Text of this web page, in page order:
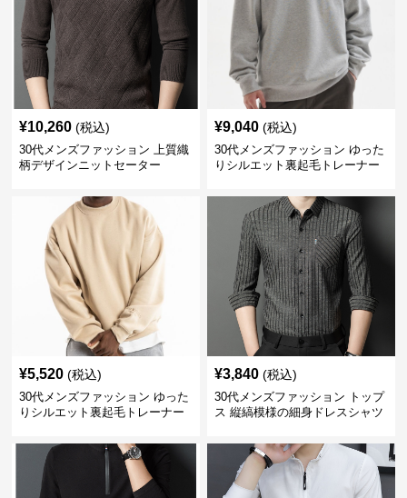
¥10,260 (税込)
30代メンズファッション 上質織
柄デザインニットセーター
¥9,040 (税込)
30代メンズファッション ゆった
りシルエット裏起毛トレーナー
¥5,520 (税込)
30代メンズファッション ゆった
りシルエット裏起毛トレーナー
¥3,840 (税込)
30代メンズファッション トップ
ス 縦縞模様の細身ドレスシャツ